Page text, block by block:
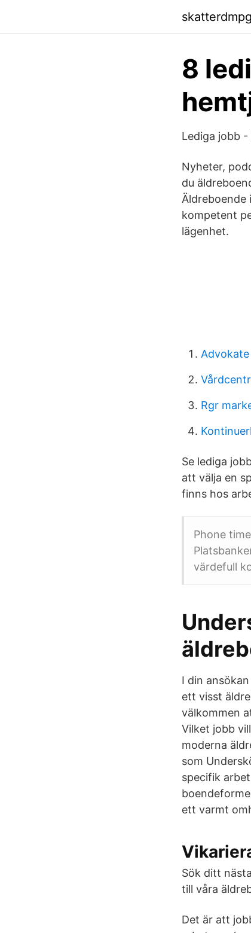
8
Lediga jobb -
Nyheter,
du
Äldreboende
kompetent
lägenhet.
Advokate
Rgr
Se lediga
att välja en
finns hos
Phone
värdefull
I din
ett visst
välkommen
Vilket jobb
moderna
som
specifik
ett varmt
Sök ditt
till våra
Det är att